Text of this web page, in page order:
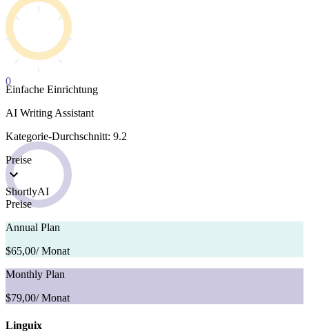
0
Einfache Einrichtung
AI Writing Assistant
Kategorie-Durchschnitt: 9.2
Preise
ShortlyAI
Preise
Annual Plan
$65,00/ Monat
Monthly Plan
$79,00/ Monat
Linguix